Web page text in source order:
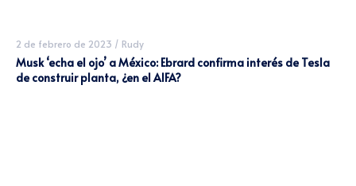
2 de febrero de 2023 / Rudy
Musk ‘echa el ojo’ a México: Ebrard confirma interés de Tesla
de construir planta, ¿en el AIFA?